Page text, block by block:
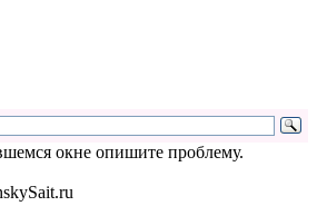
окне опишите проблему.